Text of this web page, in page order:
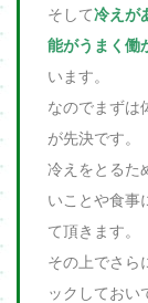
そして冷えが
能がうまく働
います。
なのでまずは
が先決です。
冷えをとるた
いことや食事
て頂きます。
その上でさら
ックしておい